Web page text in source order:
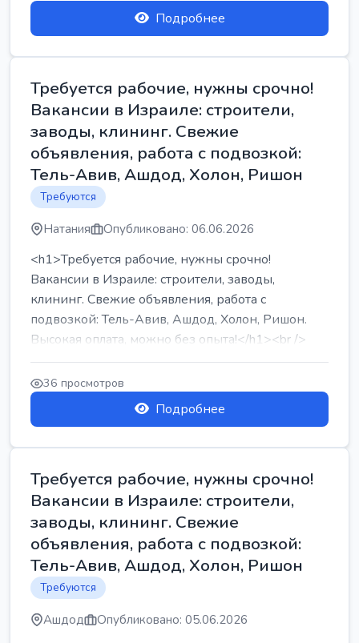
Подробнее
Требуется рабочие, нужны срочно!
Вакансии в Израиле: строители,
заводы, клининг. Свежие
объявления, работа с подвозкой:
Тель-Авив, Ашдод, Холон, Ришон
Требуются
Натания Опубликовано: 06.06.2026
<h1>Требуется рабочие, нужны срочно!
Вакансии в Израиле: строители, заводы,
клининг. Свежие объявления, работа с
подвозкой: Тель-Авив, Ашдод, Холон, Ришон.
Высокая оплата, можно без опыта!</h1><br />
...
36 просмотров
Подробнее
Требуется рабочие, нужны срочно!
Вакансии в Израиле: строители,
заводы, клининг. Свежие
объявления, работа с подвозкой:
Тель-Авив, Ашдод, Холон, Ришон
Требуются
Ашдод Опубликовано: 05.06.2026